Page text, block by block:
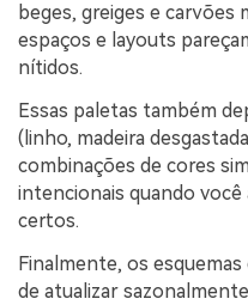
beges, greiges e carvões
espaços e layouts
nítidos.
Essas paletas também
(linho, madeira
combinações de cores
intencionais quando
certos.
Finalmente, os
de atualizar